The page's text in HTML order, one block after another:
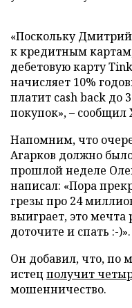
«Поскольку
к кредитным
дебетовую карту
начисляет 10%
платит cash back до
покупок», – сообщил
Напомним, что
Агарков должно
прошлой неделе
написал: «Пора
грeзы про 24
выиграет, это мечта
доточите и спать :-)».
Он добавил, что, по
истец получит
мошенничество.